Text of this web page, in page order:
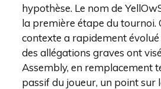
hypothèse. Le nom de
la première étape du tournoi.
contexte a rapidement
des allégations graves ont
Assembly, en remplacement
passif du joueur, un point sur